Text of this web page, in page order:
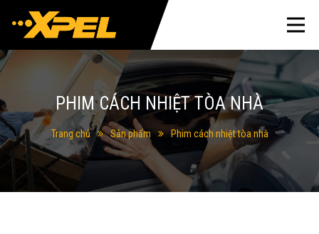
PHIM CÁCH NHIỆT TÒA NHÀ
Trang chủ Sản phẩm Phim cách nhiệt tòa nhà